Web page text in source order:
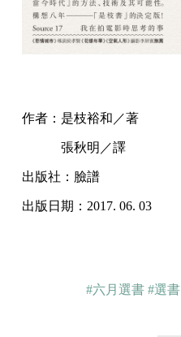
作者：是枝裕和／著
張秋明／譯
出版社：臉譜
出版日期：2017. 06. 03
#六月選書 #選書